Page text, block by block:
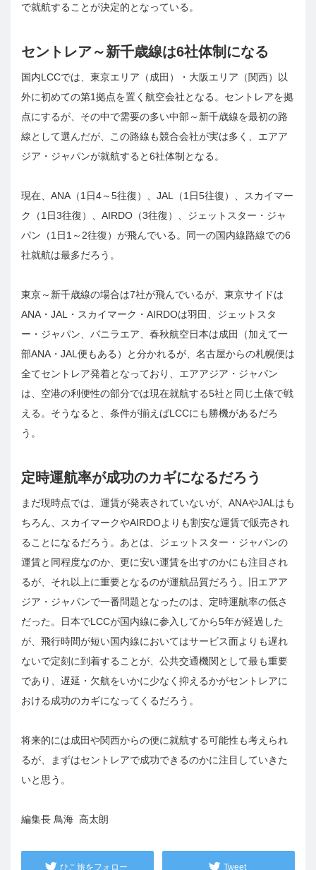
で就航することが決定的となっている。
セントレア～新千歳線は6社体制になる
国内LCCでは、東京エリア（成田）・大阪エリア（関西）以
外に初めての第1拠点を置く航空会社となる。セントレアを拠
点にするが、その中で需要の多い中部～新千歳線を最初の路
線として選んだが、この路線も競合会社が実は多く、エアア
ジア・ジャパンが就航すると6社体制となる。
現在、ANA（1日4～5往復）、JAL（1日5往復）、スカイマー
ク（1日3往復）、AIRDO（3往復）、ジェットスター・ジャ
パン（1日1～2往復）が飛んでいる。同一の国内線路線での6
社就航は最多だろう。
東京～新千歳線の場合は7社が飛んでいるが、東京サイドは
ANA・JAL・スカイマーク・AIRDOは羽田、ジェットスタ
ー・ジャパン、バニラエア、春秋航空日本は成田（加えて一
部ANA・JAL便もある）と分かれるが、名古屋からの札幌便は
全てセントレア発着となっており、エアアジア・ジャパン
は、空港の利便性の部分では現在就航する5社と同じ土俵で戦
える。そうなると、条件が揃えばLCCにも勝機があるだろ
う。
定時運航率が成功のカギになるだろう
まだ現時点では、運賃が発表されていないが、ANAやJALはも
ちろん、スカイマークやAIRDOよりも割安な運賃で販売され
ることになるだろう。あとは、ジェットスター・ジャパンの
運賃と同程度なのか、更に安い運賃を出すのかにも注目され
るが、それ以上に重要となるのが運航品質だろう。旧エアア
ジア・ジャパンで一番問題となったのは、定時運航率の低さ
だった。日本でLCCが国内線に参入してから5年が経過した
が、飛行時間が短い国内線においてはサービス面よりも遅れ
ないで定刻に到着することが、公共交通機関として最も重要
であり、遅延・欠航をいかに少なく抑えるかがセントレアに
おける成功のカギになってくるだろう。
将来的には成田や関西からの便に就航する可能性も考えられ
るが、まずはセントレアで成功できるのかに注目していきた
いと思う。
編集長 鳥海 高太朗
ひこ旅をフォロー Tweet